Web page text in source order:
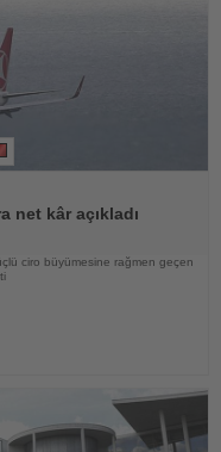
net kâr açıkladı
ciro büyümesine rağmen geçen